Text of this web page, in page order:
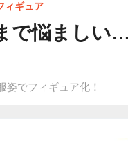
で悩ましい
姿でフィギュア化！
ィギュア